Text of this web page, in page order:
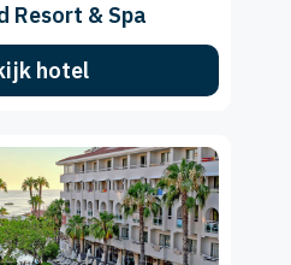
Resort & Spa
hotel